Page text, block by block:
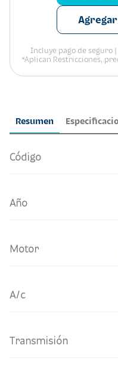
Resumen
Código
Año
Motor
A/c
Transmisión
Incluye pago de seguro
*Aplican Restricciones,